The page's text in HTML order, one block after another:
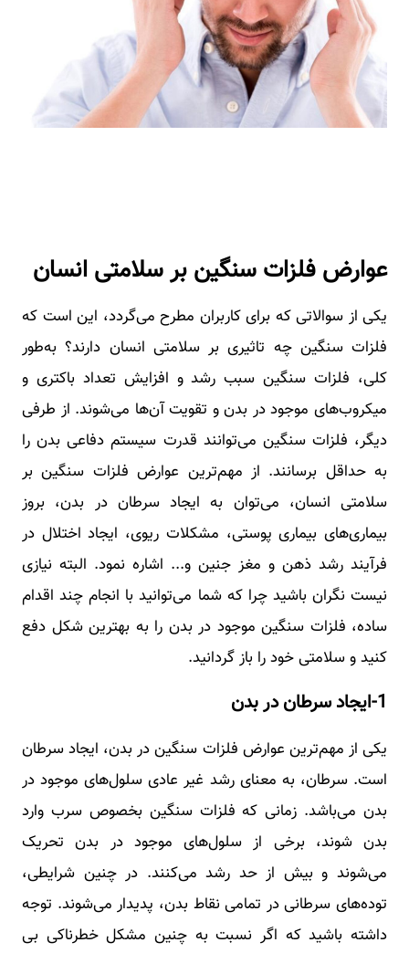
عوارض فلزات سنگین بر سلامتی انسان
یکی از سوالاتی که برای کاربران مطرح می‌گردد، این است که
فلزات سنگین چه تاثیری بر سلامتی انسان دارند؟ به‌طور
کلی، فلزات سنگین سبب رشد و افزایش تعداد باکتری و
میکروب‌های موجود در بدن و تقویت آن‌ها می‌شوند. از طرفی
دیگر، فلزات سنگین می‌توانند قدرت سیستم دفاعی بدن را
به حداقل برسانند. از مهم‌ترین عوارض فلزات سنگین بر
سلامتی انسان، می‌توان به ایجاد سرطان در بدن، بروز
بیماری‌های بیماری پوستی، مشکلات ریوی، ایجاد اختلال در
فرآیند رشد ذهن و مغز جنین و... اشاره نمود. البته نیازی
نیست نگران باشید چرا که شما می‌توانید با انجام چند اقدام
ساده، فلزات سنگین موجود در بدن را به بهترین شکل دفع
کنید و سلامتی خود را باز گردانید.
1-ایجاد سرطان در بدن
یکی از مهم‌ترین عوارض فلزات سنگین در بدن، ایجاد سرطان
است. سرطان، به معنای رشد غیر عادی سلول‌های موجود در
بدن می‌باشد. زمانی که فلزات سنگین بخصوص سرب وارد
بدن شوند، برخی از سلول‌های موجود در بدن تحریک
می‌شوند و بیش از حد رشد می‌کنند. در چنین شرایطی،
توده‌های سرطانی در تمامی نقاط بدن، پدیدار می‌شوند. توجه
داشته باشید که اگر نسبت به چنین مشکل خطرناکی بی